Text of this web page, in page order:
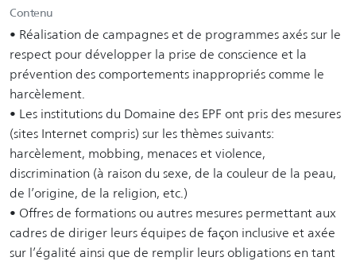
Contenu
• Réalisation de campagnes et de programmes axés sur le
respect pour développer la prise de conscience et la
prévention des comportements inappropriés comme le
harcèlement.
• Les institutions du Domaine des EPF ont pris des mesures
(sites Internet compris) sur les thèmes suivants:
harcèlement, mobbing, menaces et violence,
discrimination (à raison du sexe, de la couleur de la peau,
de l’origine, de la religion, etc.)
• Offres de formations ou autres mesures permettant aux
cadres de diriger leurs équipes de façon inclusive et axée
sur l’égalité ainsi que de remplir leurs obligations en tant